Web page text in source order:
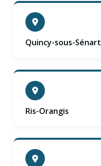
Quincy-sous-Sénart
Ris-Orangis